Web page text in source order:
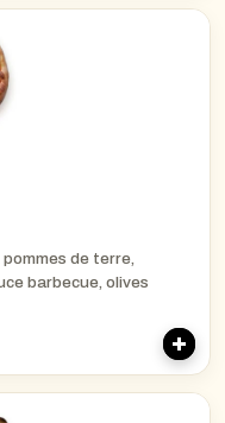
de terre,
barbecue, olives